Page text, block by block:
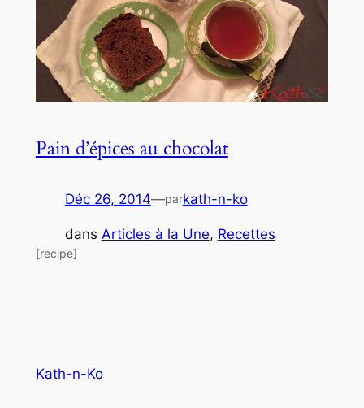
Pain d’épices au chocolat
Déc 26, 2014—parkath-n-ko
dans Articles à la Une, Recettes
[recipe]
Kath-n-Ko